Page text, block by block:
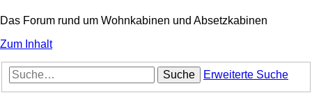
Das Forum rund um Wohnkabinen und Absetzkabinen
Zum Inhalt
Suche Erweiterte Suche